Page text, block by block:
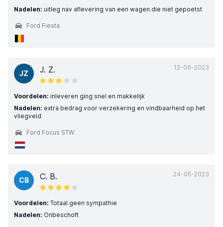
Nadelen: uitleg nav aflevering van een wagen die niet gepoetst
Ford Fiesta
12-06-2023
JZ J. Z.
Voordelen: inleveren ging snel en makkelijk
Nadelen: extra bedrag voor verzekering en vindbaarheid op het
vliegveld
Ford Focus STW
24-05-2023
CB C. B.
Voordelen: Totaal geen sympathie
Nadelen: Onbeschoft